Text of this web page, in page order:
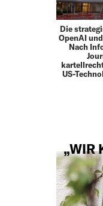
Die
OpenAI
Nach
US-
„WIR